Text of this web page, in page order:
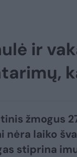
ir
žmogus
nėra laiko
stiprina